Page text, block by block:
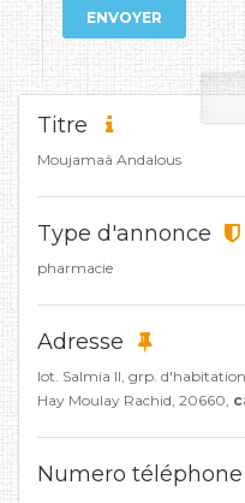
ENVOYER
Titre
Moujamaâ Andalous
Type d'annonce
pharmacie
Adresse
lot. Salmia II, grp. d'habitation
Hay Moulay Rachid, 20660,
Numero téléphone